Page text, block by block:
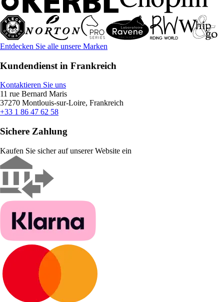
Entdecken Sie alle unsere Marken
Kundendienst in Frankreich
Kontaktieren Sie uns
11 rue Bernard Maris
37270 Montlouis-sur-Loire, Frankreich
+33 1 86 47 62 58
Sichere Zahlung
Kaufen Sie sicher auf unserer Website ein